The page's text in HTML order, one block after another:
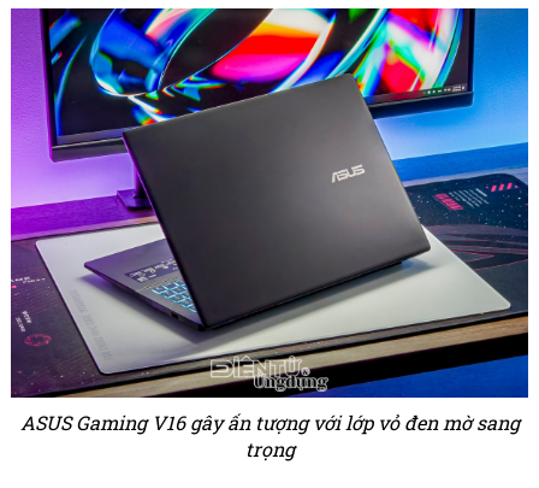
ASUS Gaming V16 gây ấn tượng với lớp vỏ đen mờ sang
trọng